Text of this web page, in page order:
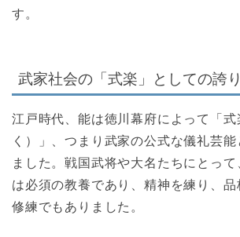
す。
武家社会の「式楽」としての誇り
江戸時代、能は徳川幕府によって「式
く）」、つまり武家の公式な儀礼芸
ました。戦国武将や大名たちにとって
は必須の教養であり、精神を練り、
修練でもありました。